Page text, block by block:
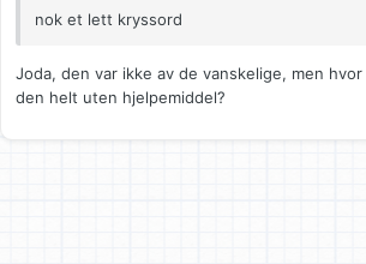
nok et lett kryssord
Joda, den var ikke av de vanskelige, men
den helt uten hjelpemiddel?